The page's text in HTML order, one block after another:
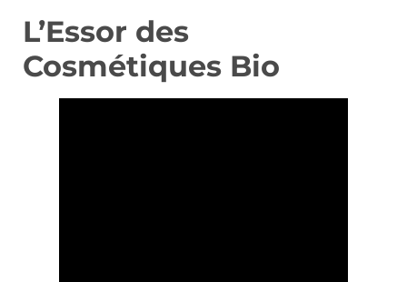
L’Essor des
Cosmétiques Bio